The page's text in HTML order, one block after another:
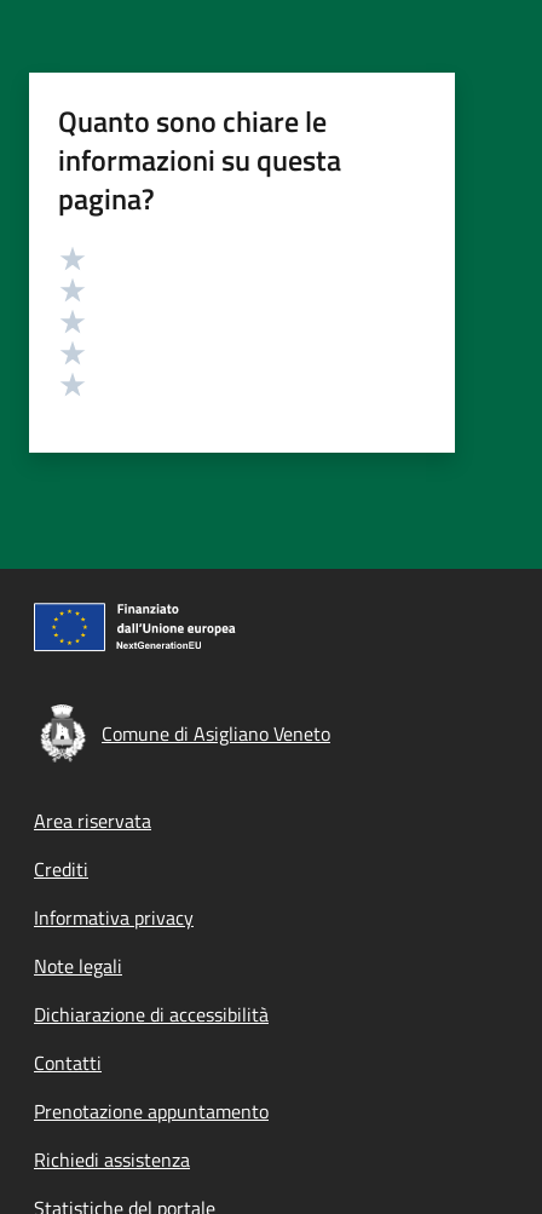
Quanto sono chiare le
informazioni su questa
pagina?
Valutazione
Comune di Asigliano Veneto
Footer menu
Area riservata
Crediti
Informativa privacy
Note legali
Dichiarazione di accessibilità
Contatti
Prenotazione appuntamento
Richiedi assistenza